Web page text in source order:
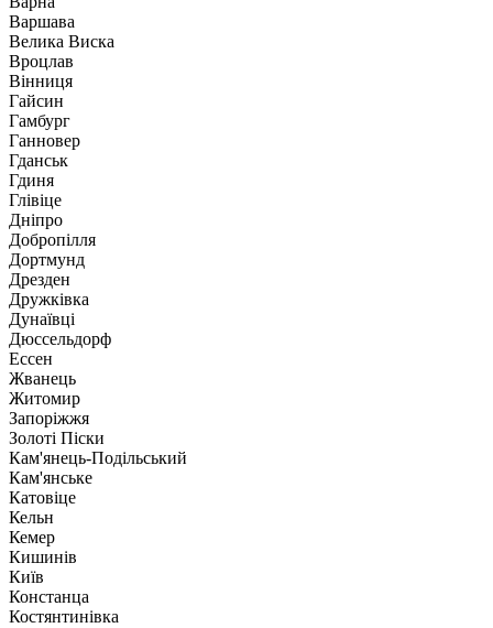
Варшава
Велика Виска
Вроцлав
Вінниця
Гайсин
Гамбург
Ганновер
Гданськ
Гдиня
Глівіце
Дніпро
Добропілля
Дортмунд
Дрезден
Дружківка
Дунаївці
Дюссельдорф
Ессен
Жванець
Житомир
Запоріжжя
Золоті Піски
Кам'янець-Подільський
Кам'янське
Катовіце
Кельн
Кемер
Кишинів
Київ
Констанца
Костянтинівка